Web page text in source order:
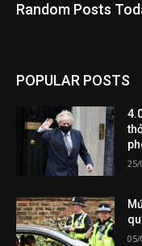
Random Posts
POPULAR POSTS
25/
05/